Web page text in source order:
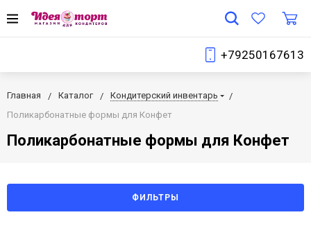
+79250167613
Главная Каталог
Кондитерский инвентарь
Поликарбонатные формы для Конфет
Поликарбонатные формы для Конфет
ФИЛЬТРЫ